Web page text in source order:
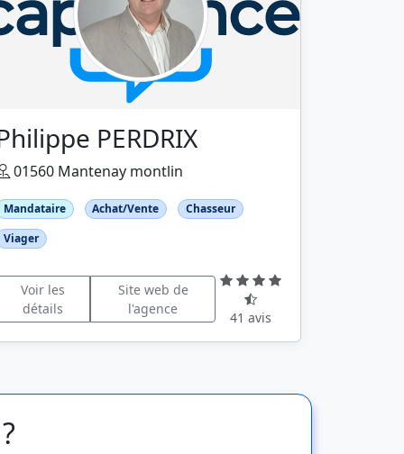
PERDRIX
01560 Mantenay montlin
Mandataire Achat/Vente
Chasseur
Viager
Voir les
détails
Site web de
l'agence
41 avis